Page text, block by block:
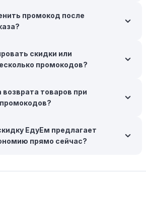
сезон, когда они будут в
часто предлагают бесплатную
сэкономить. Некоторые
превышающую определенную,
возможность покупки
сетями:Следите за ЕдуЕм в
таких как VK, Facebook или
промокод после
скидки или
промокодов?
товаров при
ЕдуЕм предлагает
прямо сейчас?